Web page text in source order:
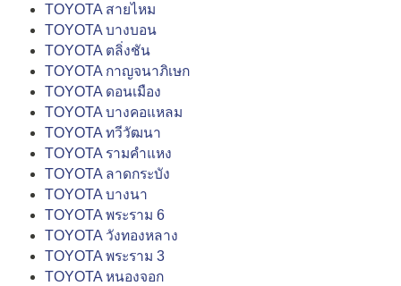
TOYOTA สายไหม
TOYOTA บางบอน
TOYOTA ตลิ่งชัน
TOYOTA กาญจนาภิเษก
TOYOTA ดอนเมือง
TOYOTA บางคอแหลม
TOYOTA ทวีวัฒนา
TOYOTA รามคำแหง
TOYOTA ลาดกระบัง
TOYOTA บางนา
TOYOTA พระราม 6
TOYOTA วังทองหลาง
TOYOTA พระราม 3
TOYOTA หนองจอก